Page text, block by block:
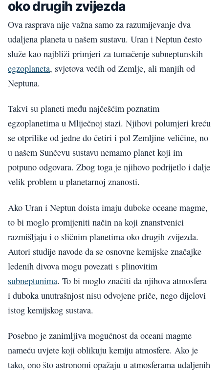
oko drugih zvijezda
Ova rasprava nije važna samo za razumijevanje dva
udaljena planeta u našem sustavu. Uran i Neptun često
služe kao najbliži primjeri za tumačenje subneptunskih
egzoplaneta, svjetova većih od Zemlje, ali manjih od
Neptuna.
Takvi su planeti među najčešćim poznatim
egzoplanetima u Mliječnoj stazi. Njihovi polumjeri kreću
se otprilike od jedne do četiri i pol Zemljine veličine, no
u našem Sunčevu sustavu nemamo planet koji im
potpuno odgovara. Zbog toga je njihovo podrijetlo i dalje
velik problem u planetarnoj znanosti.
Ako Uran i Neptun doista imaju duboke oceane magme,
to bi moglo promijeniti način na koji znanstvenici
razmišljaju i o sličnim planetima oko drugih zvijezda.
Autori studije navode da se osnovne kemijske značajke
ledenih divova mogu povezati s plinovitim
subneptunima. To bi moglo značiti da njihova atmosfera
i duboka unutrašnjost nisu odvojene priče, nego dijelovi
istog kemijskog sustava.
Posebno je zanimljiva mogućnost da oceani magme
nameću uvjete koji oblikuju kemiju atmosfere. Ako je
tako, ono što astronomi opažaju u atmosferama udaljenih